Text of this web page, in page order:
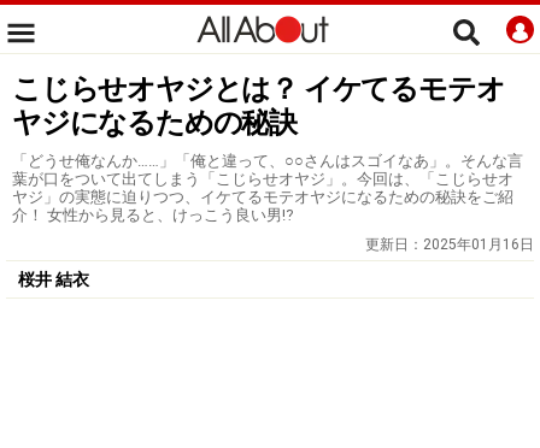
こじらせオヤジとは？ イケてるモテオ
ヤジになるための秘訣
「どうせ俺なんか……」「俺と違って、○○さんはスゴイなあ」。そんな言
葉が口をついて出てしまう「こじらせオヤジ」。今回は、「こじらせオ
ヤジ」の実態に迫りつつ、イケてるモテオヤジになるための秘訣をご紹
介！ 女性から見ると、けっこう良い男⁉
更新日： 2025年01月16日
桜井 結衣